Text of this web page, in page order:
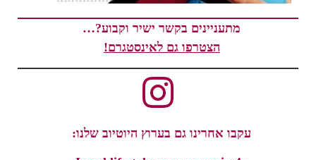
מתעניינים בקשר ישיר וקבוע?…
הצטרפו גם לאינסטגרם!
עקבו אחרינו גם בערוץ היוטיוב שלנו: